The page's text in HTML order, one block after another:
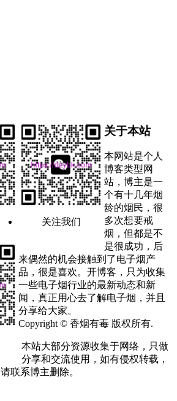
关注我们
关于本站
本网站是个人
博客类型网
站，博主是一
个有十几年烟
龄的烟民，很
多次想要戒
烟，但都是不
是很成功，后
来偶然的机会接触到了电子烟产
品，很是喜欢。开博客，只为收集
一些电子烟行业的最新动态和新
闻，真正用心去了解电子烟，并且
分享给大家。
Copyright © 香烟有毒 版权所有.
本站大部分资源收集于网络，只做
分享和交流使用，如有侵权转载，
请联系博主删除。